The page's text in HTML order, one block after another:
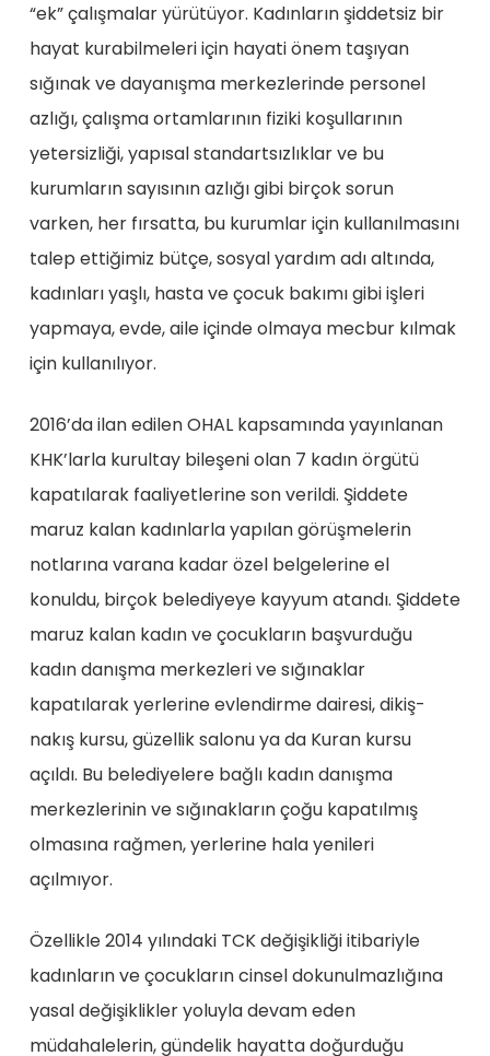
“ek” çalışmalar yürütüyor. Kadınların şiddetsiz bir
hayat kurabilmeleri için hayati önem taşıyan
sığınak ve dayanışma merkezlerinde personel
azlığı, çalışma ortamlarının fiziki koşullarının
yetersizliği, yapısal standartsızlıklar ve bu
kurumların sayısının azlığı gibi birçok sorun
varken, her fırsatta, bu kurumlar için kullanılmasını
talep ettiğimiz bütçe, sosyal yardım adı altında,
kadınları yaşlı, hasta ve çocuk bakımı gibi işleri
yapmaya, evde, aile içinde olmaya mecbur kılmak
için kullanılıyor.
2016’da ilan edilen OHAL kapsamında yayınlanan
KHK’larla kurultay bileşeni olan 7 kadın örgütü
kapatılarak faaliyetlerine son verildi. Şiddete
maruz kalan kadınlarla yapılan görüşmelerin
notlarına varana kadar özel belgelerine el
konuldu, birçok belediyeye kayyum atandı. Şiddete
maruz kalan kadın ve çocukların başvurduğu
kadın danışma merkezleri ve sığınaklar
kapatılarak yerlerine evlendirme dairesi, dikiş-
nakış kursu, güzellik salonu ya da Kuran kursu
açıldı. Bu belediyelere bağlı kadın danışma
merkezlerinin ve sığınakların çoğu kapatılmış
olmasına rağmen, yerlerine hala yenileri
açılmıyor.
Özellikle 2014 yılındaki TCK değişikliği itibariyle
kadınların ve çocukların cinsel dokunulmazlığına
yasal değişiklikler yoluyla devam eden
müdahalelerin, gündelik hayatta doğurduğu